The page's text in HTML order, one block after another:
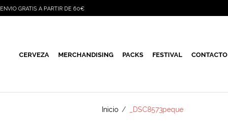
ENVIO GRATIS A PARTIR DE 60€
CERVEZA MERCHANDISING PACKS FESTIVAL CONTACTO
Inicio / _DSC8573peque